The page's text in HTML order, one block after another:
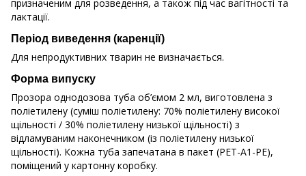
призначеним для розведення, а також під час вагітності та
лактації.
Період виведення (каренції)
Для непродуктивних тварин не визначається.
Форма випуску
Прозора однодозова туба об’ємом 2 мл, виготовлена з
поліетилену (суміш поліетилену: 70% поліетилену високої
щільності / 30% поліетилену низької щільності) з
відламуваним наконечником (із поліетилену низької
щільності). Кожна туба запечатана в пакет (РЕТ-А1-РЕ),
поміщений у картонну коробку.